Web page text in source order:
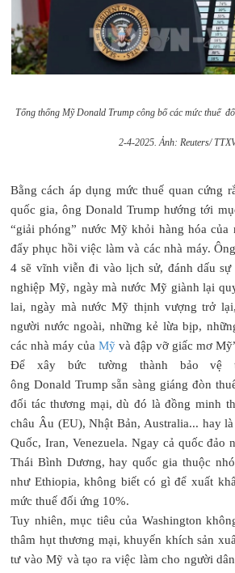
Tổng thống Mỹ Donald Trump công bố các mức thuế
2-4-2025. Ảnh: Reuters/
Bằng cách áp dụng mức thuế quan cứng
quốc gia, ông Donald Trump hướng tới
“giải phóng” nước Mỹ khỏi hàng hóa của
đẩy phục hồi việc làm và các nhà máy.
4 sẽ vĩnh viễn đi vào lịch sử, đánh dấu sự
nghiệp Mỹ, ngày mà nước Mỹ giành lại
lai, ngày mà nước Mỹ thịnh vượng trở
người nước ngoài, những kẻ lừa bịp,
các nhà máy của Mỹ và đập vỡ giấc mơ
Để xây bức tường thành bảo vệ
ông Donald Trump sẵn sàng giáng đòn
đối tác thương mại, dù đó là đồng minh
châu Âu (EU), Nhật Bản, Australia... hay
Quốc, Iran, Venezuela. Ngay cả quốc đảo
Thái Bình Dương, hay quốc gia thuộc
như Ethiopia, không biết có gì để xuất
mức thuế đối ứng 10%.
Tuy nhiên, mục tiêu của Washington
thâm hụt thương mại, khuyến khích sản
tư vào Mỹ và tạo ra việc làm cho người